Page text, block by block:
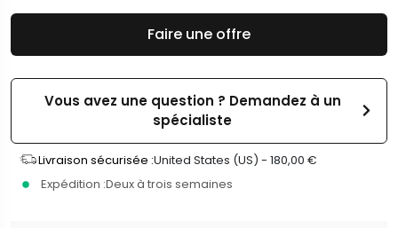
Faire une offre
Vous avez une question ? Demandez à un
spécialiste
Livraison sécurisée :United States (US) - 180,00 €
Expédition :Deux à trois semaines